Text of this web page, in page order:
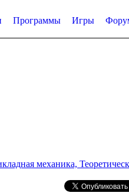
Программы Игры
механика,